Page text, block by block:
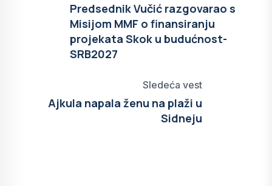
Predsednik Vučić razgovarao s
Misijom MMF o finansiranju
projekata Skok u budućnost-
SRB2027
Sledeća vest
Ajkula napala ženu na plaži u
Sidneju